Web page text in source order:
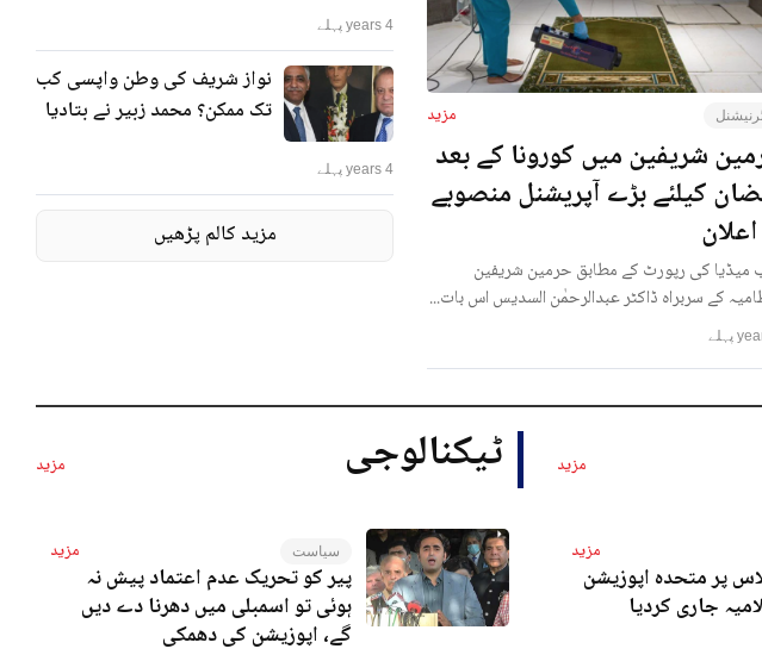
مزید
شریفین میں کورونا کے بعد
کیلئے بڑے آپریشنل منصوبے
میڈیا کی رپورٹ کے مطابق حرمین شریفین
کے سربراہ ڈاکٹر عبدالرحمٰن السدیس اس بات...
4 years پہلے
نواز شریف کی وطن واپسی کب
تک ممکن؟ محمد زبیر نے بتادیا
4 years پہلے
مزید کالم پڑھیں
مزید
مزید
پر متحدہ اپوزیشن
جاری کردیا
ٹیکنالوجی مزید
سیاست مزید
پیر کو تحریک عدم اعتماد پیش نہ
ہوئی تو اسمبلی میں دھرنا دے دیں
گے، اپوزیشن کی دھمکی